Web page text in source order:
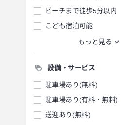
ビーチまで徒歩5分以内
こども宿泊可能
もっと見る
設備・サービス
駐車場あり(無料)
駐車場あり(有料・無料)
送迎あり(無料)